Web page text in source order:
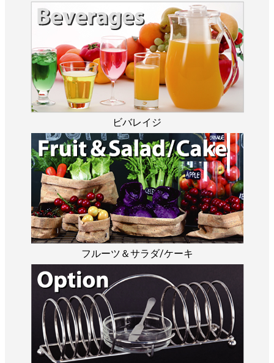
ビバレイジ
フルーツ＆サラダ/ケーキ